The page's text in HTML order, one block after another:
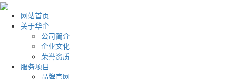
网站首页
关于华企
公司简介
企业文化
荣誉资质
服务项目
品牌官网